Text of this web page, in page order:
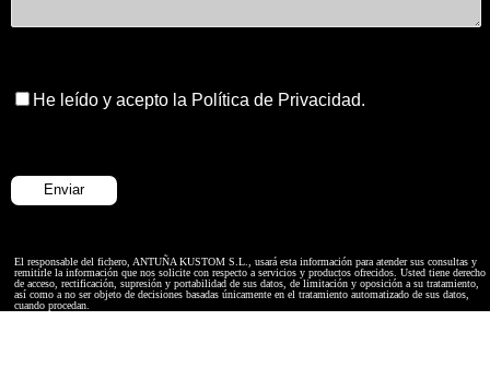
He leído y acepto la Política de Privacidad.
El responsable del fichero, ANTUÑA KUSTOM S.L., usará esta información para atender sus consultas y
remitirle la información que nos solicite con respecto a servicios y productos ofrecidos. Usted tiene derecho
de acceso, rectificación, supresión y portabilidad de sus datos, de limitación y oposición a su tratamiento,
así como a no ser objeto de decisiones basadas únicamente en el tratamiento automatizado de sus datos,
cuando procedan.